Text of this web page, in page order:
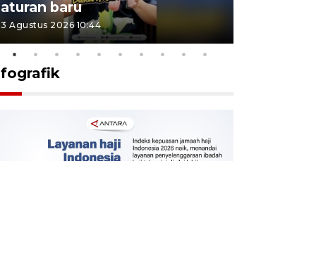
aturan baru
3 Agustus 2026 10:44